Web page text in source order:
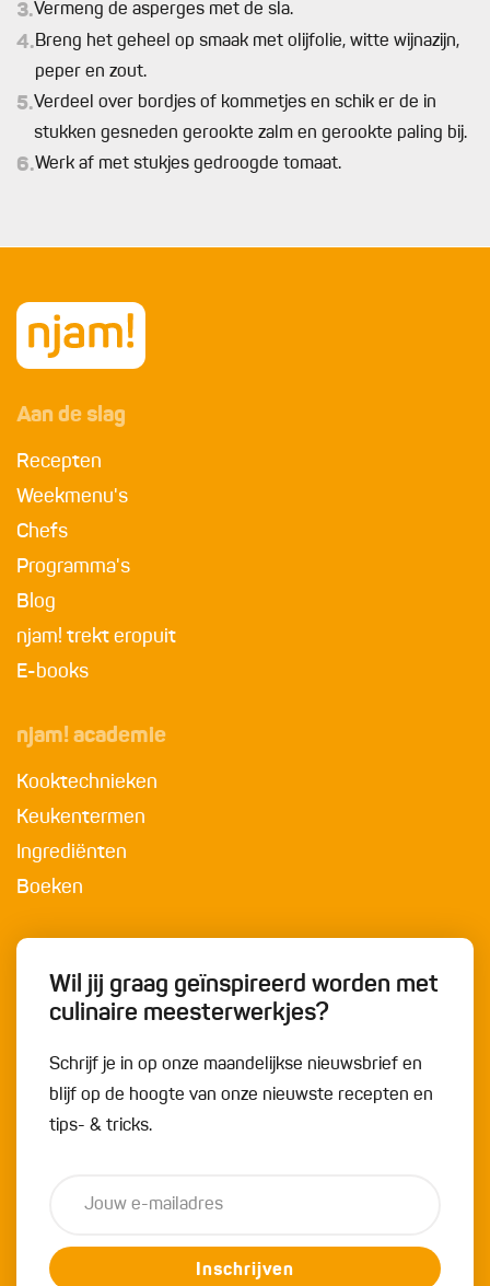
3.Vermeng de asperges met de sla.
4.Breng het geheel op smaak met olijfolie, witte wijnazijn,
peper en zout.
5.Verdeel over bordjes of kommetjes en schik er de in
stukken gesneden gerookte zalm en gerookte paling bij.
6.Werk af met stukjes gedroogde tomaat.
Aan de slag
Recepten
Weekmenu's
Chefs
Programma's
Blog
njam! trekt eropuit
E-books
njam! academie
Kooktechnieken
Keukentermen
Ingrediënten
Boeken
Wil jij graag geïnspireerd worden met
culinaire meesterwerkjes?
Schrijf je in op onze maandelijkse nieuwsbrief en
blijf op de hoogte van onze nieuwste recepten en
tips- & tricks.
Inschrijven